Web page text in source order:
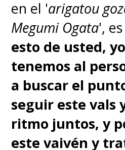
en el 'arigatou
Megumi Ogata',
esto de usted,
tenemos al
a buscar el
seguir este vals
ritmo juntos, y
este vaivén y